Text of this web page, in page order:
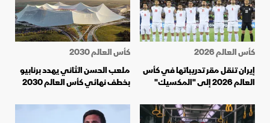
كأس العالم 2026
إيران تنقل مقر تدريباتها في كأس
العالم 2026 إلى "المكسيك"
كأس العالم 2030
ملعب الحسن الثاني يهدد برنابيو
بخطف نهائي كأس العالم 2030